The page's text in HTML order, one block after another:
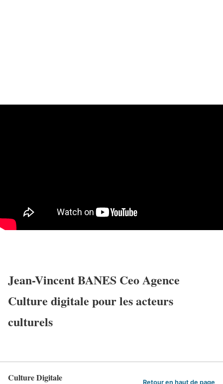
Jean-Vincent BANES Ceo Agence
Culture digitale pour les acteurs
culturels
Culture Digitale Retour en haut de page